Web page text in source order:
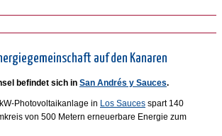
auf den Kanaren
befindet sich in San Andrés y Sauces.
Photovoltaikanlage in Los Sauces spart 140
von 500 Metern erneuerbare Energie zum